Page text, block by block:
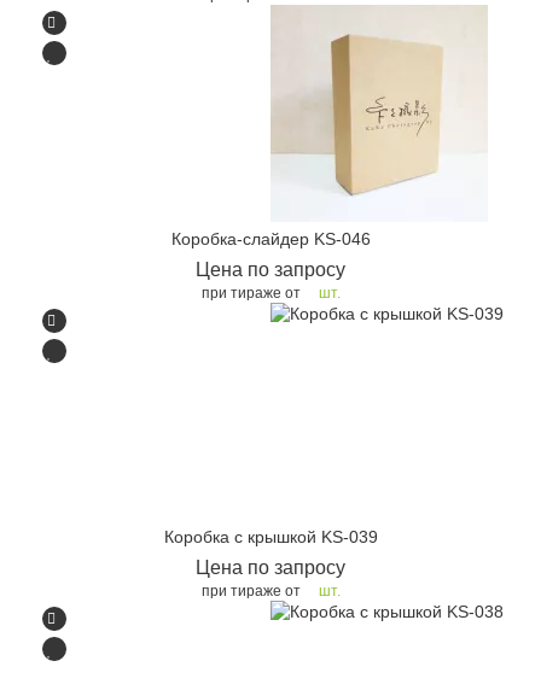
Коробка-слайдер KS-046
Цена по запросу
при тираже от шт.
Коробка с крышкой KS-039
Цена по запросу
при тираже от шт.